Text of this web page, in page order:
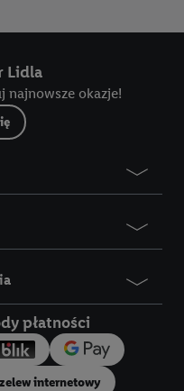
Lidla
najnowsze okazje!
płatności
internetowy